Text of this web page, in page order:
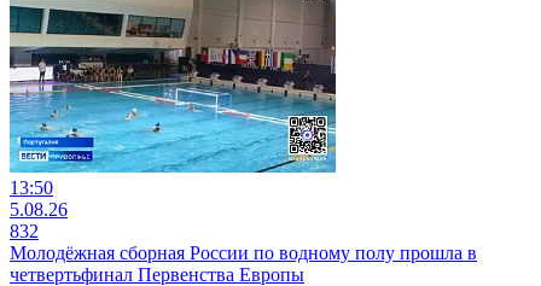
13:50
5.08.26
832
Молодёжная сборная России по водному полу прошла в
четвертьфинал Первенства Европы